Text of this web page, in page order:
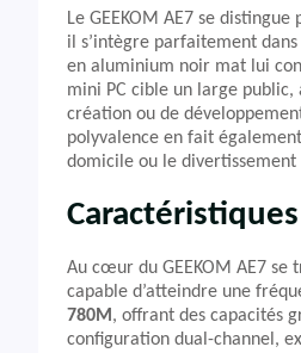
Le GEEKOM AE7 se
il s’intègre parfaitement
en aluminium noir mat lui
mini PC cible un large public,
création ou de
polyvalence en fait
domicile ou le
Caractéristiques
Au cœur du GEEKOM AE7 se
capable d’atteindre une
780M , offrant des capacités
configuration dual-channel,